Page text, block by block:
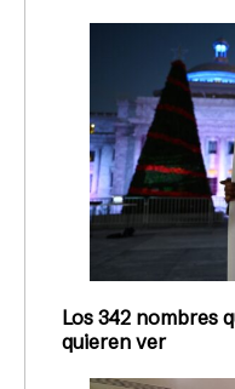
Los 342 nombres
quieren ver